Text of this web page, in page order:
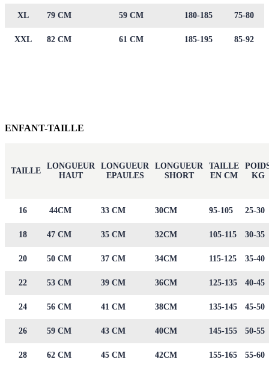
XL 79 CM 59 CM 180-185 75-80
XXL 82 CM 61 CM 185-195 85-92
ENFANT-TAILLE
TAILLE
LONGUEUR
HAUT
LONGUEUR
EPAULES
LONGUEUR
SHORT
TAILLE
EN CM
KG
16 44CM 33 CM 30CM 95-105 25-30
18 47 CM 35 CM 32CM 105-115 30-35
20 50 CM 37 CM 34CM 115-125 35-40
22 53 CM 39 CM 36CM 125-135 40-45
24 56 CM 41 CM 38CM 135-145 45-50
26 59 CM 43 CM 40CM 145-155 50-55
28 62 CM 45 CM 42CM 155-165 55-60